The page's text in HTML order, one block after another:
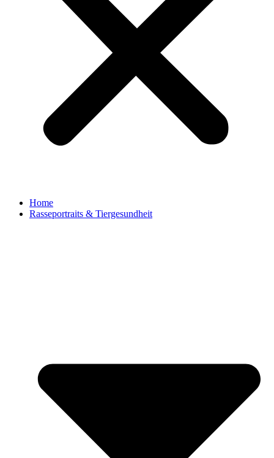
Home
Rasseportraits & Tiergesundheit